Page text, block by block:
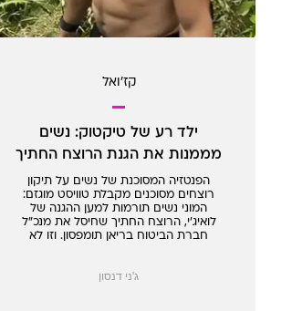
קז'ואל
ילד רע של טיקטוק: נשים
מממנות את הגנת הרוצח החתיך
של המנכ"ל
הפנטזיה המסוכנת של נשים על תיקון
רוצחים מסוכנים מקבלת טוויסט מוגזם:
המוני נשים תורמות למען ההגנה של
לואיג'י, הרוצח החתיך שחיסל את מנכ"ל
חברת הביטוח בריאן תומפסון. וזו לא
ג'ני דנסון